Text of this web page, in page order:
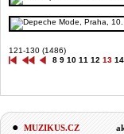
121-130 (1486)
8 9 10 11 12 13 14
MUZIKUS.CZ